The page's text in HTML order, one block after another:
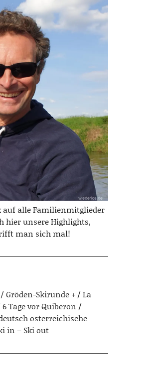
alle Familienmitglieder
hier unsere Highlights,
man sich mal!
Gröden-Skirunde +
La
6 Tage vor Quiberon
österreichische
in – Ski out